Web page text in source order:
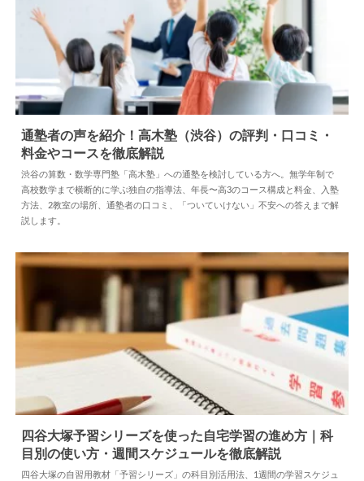
▶
塾 2026.08.07
通塾者の声を紹介！高木塾（渋谷）の評判・口コミ・
料金やコースを徹底解説
渋谷の算数・数学専門塾「高木塾」への通塾を検討している方へ。無学年制で
高校数学まで横断的に学ぶ独自の指導法、年長〜高3のコース構成と料金、入塾
方法、2教室の場所、通塾者の口コミ、「ついていけない」不安への答えまで解
説します。
勉強法 2026.08.07
四谷大塚予習シリーズを使った自宅学習の進め方｜科
目別の使い方・週間スケジュールを徹底解説
四谷大塚の自習用教材「予習シリーズ」の科目別活用法、1週間の学習スケジュ